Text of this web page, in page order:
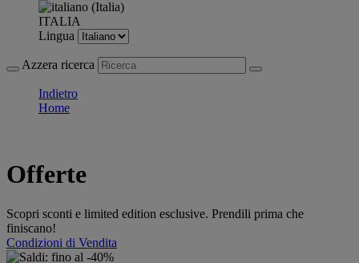
ITALIA
Lingua
Azzera ricerca
Indietro
Home
Offerte
Scopri sconti e limited edition esclusive. Prendili prima che
finiscano!
Condizioni di Vendita